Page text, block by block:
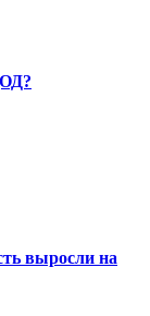
выросли на